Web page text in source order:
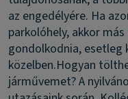
az engedélyére. Ha
parkolóhely, akkor
gondolkodnia, esetleg
közelben.Hogyan
járművemet?A